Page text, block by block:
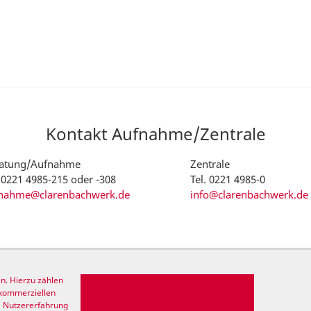
Hierzu zählen
Nutzererfahrung
Kontakt Aufnahme/Zentrale
Aufnahme
4985-215 oder -308
Zentrale
Tel. 0221 4985-0
info@clarenbachwerk.de
EINRICHTUNGEN
Haus Deckstein
Tagespflege Haus Deckstein
ANGEBOT